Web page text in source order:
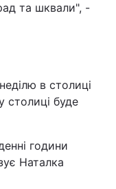
та шквали", -
в столиці
столиці буде
години
Наталка